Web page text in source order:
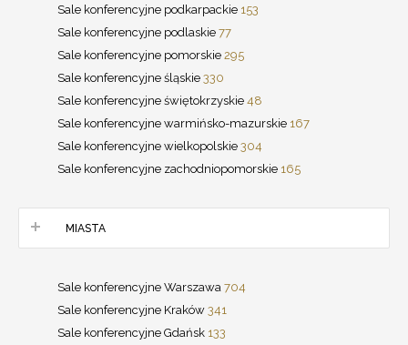
Sale konferencyjne podkarpackie 153
Sale konferencyjne podlaskie 77
Sale konferencyjne pomorskie 295
Sale konferencyjne śląskie 330
Sale konferencyjne świętokrzyskie 48
Sale konferencyjne warmińsko-mazurskie 167
Sale konferencyjne wielkopolskie 304
Sale konferencyjne zachodniopomorskie 165
MIASTA
Sale konferencyjne Warszawa 704
Sale konferencyjne Kraków 341
Sale konferencyjne Gdańsk 133